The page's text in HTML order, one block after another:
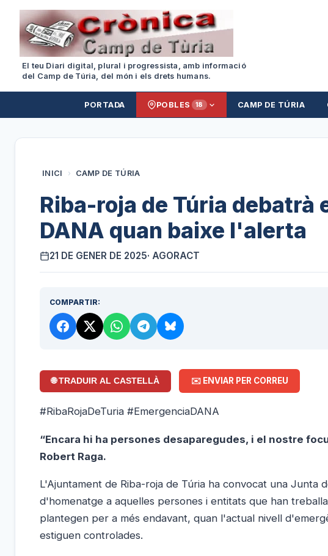
El teu Diari digital, plural i progressista, amb informació
del Camp de Túria, del món i els drets humans.
PORTADA POBLES 18 CAMP DE TÚRIA
INICI › CAMP DE TÚRIA
Riba-roja de Túria debatrà
DANA quan baixe l'alerta
21 DE GENER DE 2025· AGORACT
COMPARTIR:
🌐 TRADUIR AL CASTELLÀ ✉️ ENVIAR PER CORREU
#RibaRojaDeTuria #EmergenciaDANA
“Encara hi ha persones desaparegudes, i el nostre
Robert Raga.
L'Ajuntament de Riba-roja de Túria ha convocat una
d'homenatge a aquelles persones i entitats que han
plantegen per a més endavant, quan l'actual nivell
estiguen controlades.